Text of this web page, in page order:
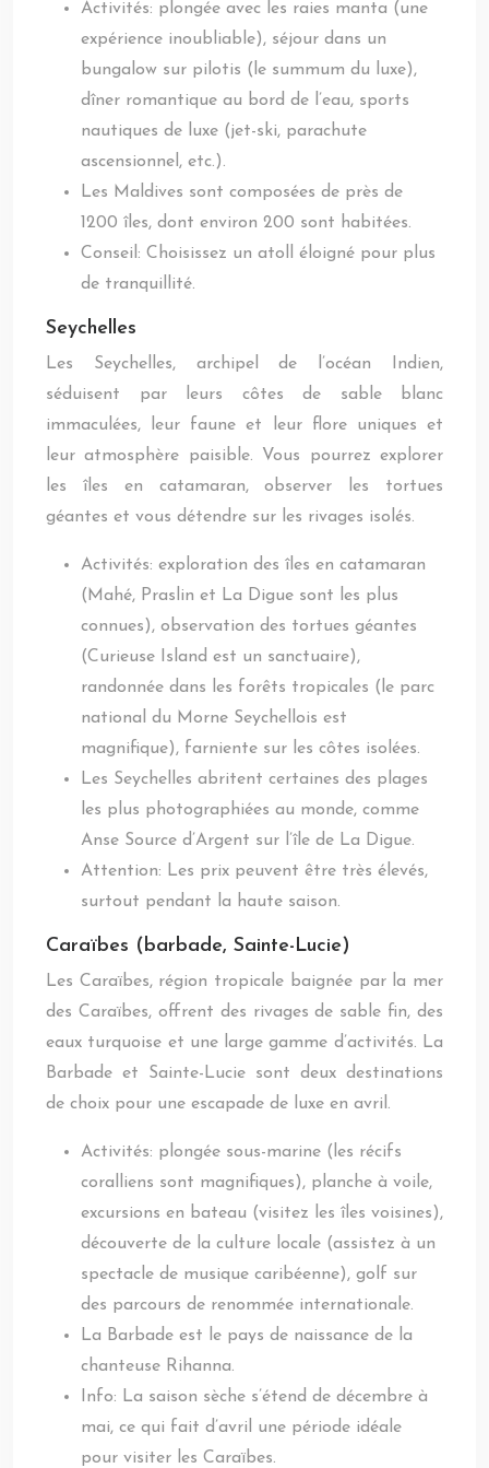
Activités: plongée avec les raies manta (une
expérience inoubliable), séjour dans un
bungalow sur pilotis (le summum du luxe),
dîner romantique au bord de l’eau, sports
nautiques de luxe (jet-ski, parachute
ascensionnel, etc.).
Les Maldives sont composées de près de
1200 îles, dont environ 200 sont habitées.
Conseil: Choisissez un atoll éloigné pour plus
de tranquillité.
Seychelles
Les Seychelles, archipel de l’océan Indien,
séduisent par leurs côtes de sable blanc
immaculées, leur faune et leur flore uniques et
leur atmosphère paisible. Vous pourrez explorer
les îles en catamaran, observer les tortues
géantes et vous détendre sur les rivages isolés.
Activités: exploration des îles en catamaran
(Mahé, Praslin et La Digue sont les plus
connues), observation des tortues géantes
(Curieuse Island est un sanctuaire),
randonnée dans les forêts tropicales (le parc
national du Morne Seychellois est
magnifique), farniente sur les côtes isolées.
Les Seychelles abritent certaines des plages
les plus photographiées au monde, comme
Anse Source d’Argent sur l’île de La Digue.
Attention: Les prix peuvent être très élevés,
surtout pendant la haute saison.
Caraïbes (barbade, Sainte-Lucie)
Les Caraïbes, région tropicale baignée par la mer
des Caraïbes, offrent des rivages de sable fin, des
eaux turquoise et une large gamme d’activités. La
Barbade et Sainte-Lucie sont deux destinations
de choix pour une escapade de luxe en avril.
Activités: plongée sous-marine (les récifs
coralliens sont magnifiques), planche à voile,
excursions en bateau (visitez les îles voisines),
découverte de la culture locale (assistez à un
spectacle de musique caribéenne), golf sur
des parcours de renommée internationale.
La Barbade est le pays de naissance de la
chanteuse Rihanna.
Info: La saison sèche s’étend de décembre à
mai, ce qui fait d’avril une période idéale
pour visiter les Caraïbes.